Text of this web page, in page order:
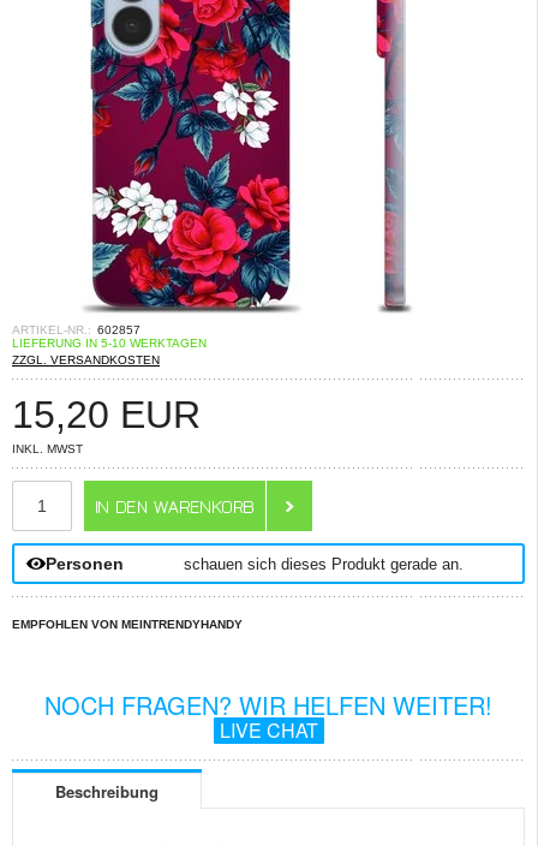
ARTIKEL-NR.: 602857
LIEFERUNG IN 5-10 WERKTAGEN
ZZGL. VERSANDKOSTEN
15,20 EUR
INKL. MWST
Personen schauen sich dieses Produkt gerade an.
EMPFOHLEN VON MEINTRENDYHANDY
NOCH FRAGEN? WIR HELFEN WEITER!
LIVE CHAT
Beschreibung